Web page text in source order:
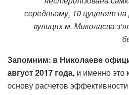
середньому, 10 цуценят на
вулицях м. Миколаєва
Запомним: в Николаеве
август 2017 года, и именно это
основу расчетов